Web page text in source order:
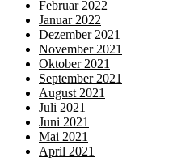
Februar 2022
Januar 2022
Dezember 2021
November 2021
Oktober 2021
September 2021
August 2021
Juli 2021
Juni 2021
Mai 2021
April 2021